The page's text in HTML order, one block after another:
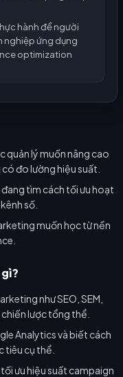
hành để người
nghiệp ứng dụng
optimization
quản lý muốn nâng cao
đo lường hiệu suất.
tìm cách tối ưu hoạt
số.
muốn học từ nền
như SEO, SEM,
lược tổng thể.
Analytics và biết cách
tiêu cụ thể.
ưu hiệu suất campaign